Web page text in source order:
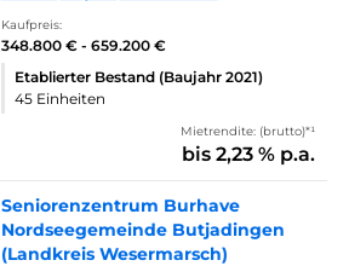
Kaufpreis:
348.800 € - 659.200 €
Etablierter Bestand (Baujahr 2021)
45 Einheiten
Mietrendite: (brutto)*¹
bis 2,23 % p.a.
Seniorenzentrum Burhave
Nordseegemeinde Butjadingen
(Landkreis Wesermarsch)